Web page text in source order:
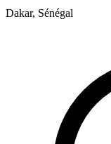
Dakar, Sénégal